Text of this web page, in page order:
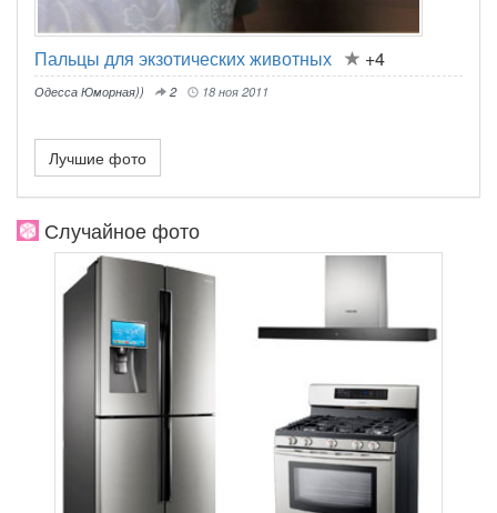
Пальцы для экзотических животных +4
Одесса Юморная)) 2 18 ноя 2011
Лучшие фото
Случайное фото